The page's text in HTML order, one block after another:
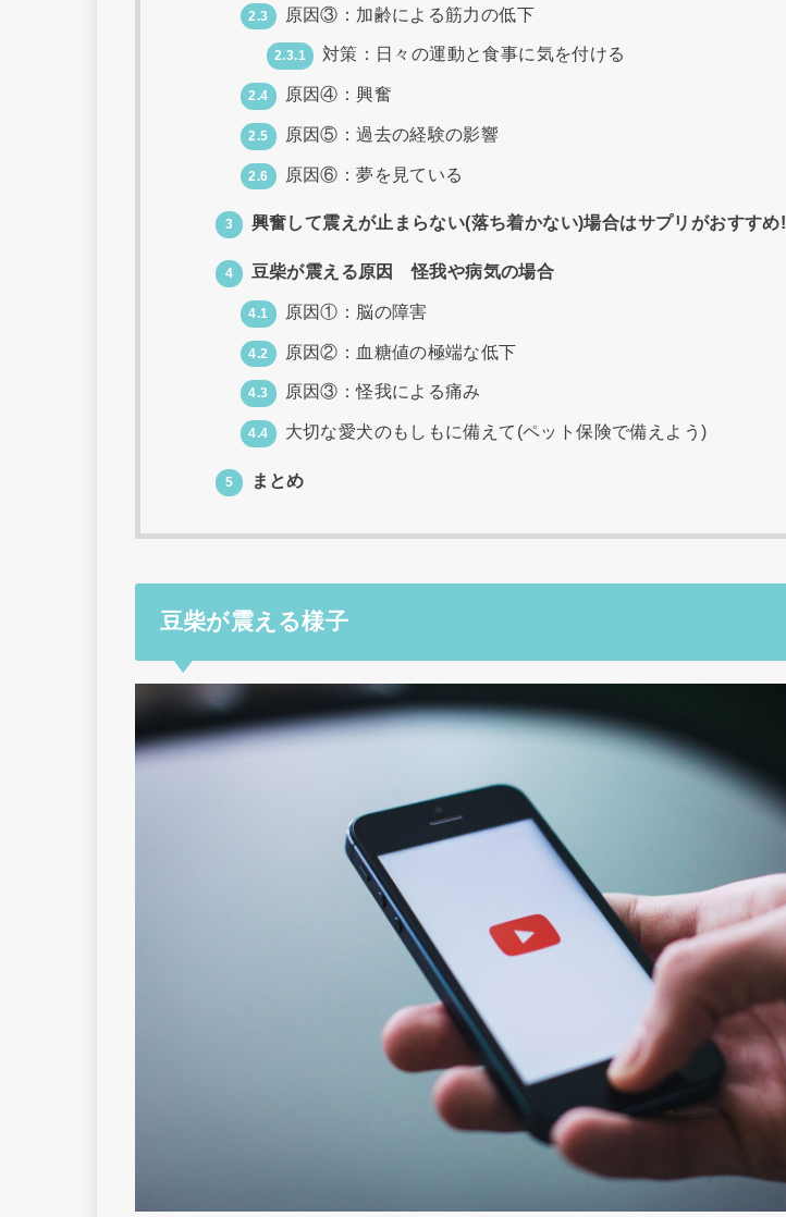
2.3 原因③：加齢による筋力の低下
2.3.1 対策：日々の運動と食事に気を付ける
2.4 原因④：興奮
2.5 原因⑤：過去の経験の影響
2.6 原因⑥：夢を見ている
3 興奮して震えが止まらない(落ち着かない)場合はサプリがおすすめ!
4 豆柴が震える原因 怪我や病気の場合
4.1 原因①：脳の障害
4.2 原因②：血糖値の極端な低下
4.3 原因③：怪我による痛み
4.4 大切な愛犬のもしもに備えて(ペット保険で備えよう)
5 まとめ
豆柴が震える様子